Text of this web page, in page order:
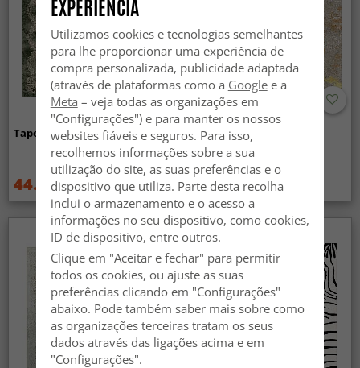
Tapete Wilton - Taknis (verde)
44.99 € 59.99 €
Tapete Wilton - Elena
(bege/dourado)
44.99 € 59.99 €
EXPERIÊNCIA
Utilizamos cookies e tecnologias semelhantes
para lhe proporcionar uma experiência de
compra personalizada, publicidade adaptada
(através de plataformas como a Googlee a
Meta – veja todas as organizações em
"Configurações") e para manter os nossos
websites fiáveis e seguros. Para isso,
recolhemos informações sobre a sua
utilização do site, as suas preferências e o
dispositivo que utiliza. Parte desta recolha
inclui o armazenamento e o acesso a
informações no seu dispositivo, como cookies,
ID de dispositivo, entre outros.
Clique em "Aceitar e fechar" para permitir
todos os cookies, ou ajuste as suas
preferências clicando em "Configurações"
abaixo. Pode também saber mais sobre como
as organizações terceiras tratam os seus
dados através das ligações acima e em
"Configurações".